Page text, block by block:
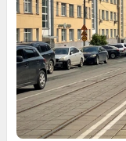
10 Обсудить